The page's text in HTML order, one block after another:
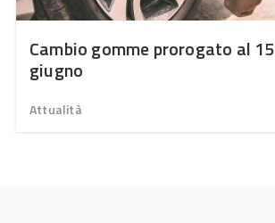
Cambio gomme prorogato al 15
giugno
Attualità